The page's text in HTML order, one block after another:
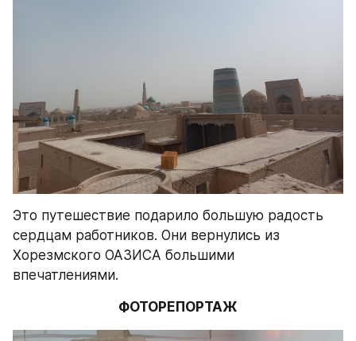
Это путешествие подарило большую радость
сердцам работников. Они вернулись из
Хорезмского ОАЗИСА большими
впечатлениями.
ФОТОРЕПОРТАЖ